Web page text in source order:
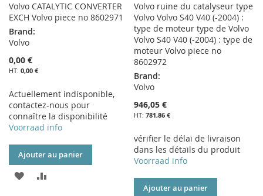
Volvo CATALYTIC CONVERTER
EXCH Volvo piece no 8602971
Brand:
Volvo
0,00 €
0,00 €
Actuellement indisponible,
contactez-nous pour
connaître la disponibilité
Voorraad info
Ajouter au panier
AJOUTER
Volvo ruine du catalyseur type
Volvo Volvo S40 V40 (-2004) :
type de moteur type de Volvo
Volvo S40 V40 (-2004) : type de
moteur Volvo piece no
8602972
Brand:
Volvo
946,05 €
781,86 €
vérifier le délai de livraison
dans les détails du produit
Voorraad info
Ajouter au panier